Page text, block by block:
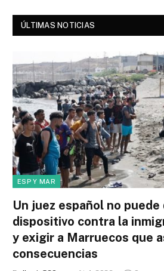
ÚLTIMAS NOTICIAS
ESP Y MAR
Un juez español no
dispositivo contra la
y exigir a Marruecos que
consecuencias